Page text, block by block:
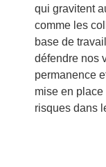
qui gravitent
comme les
base de
défendre nos
permanence
mise en place
risques dans